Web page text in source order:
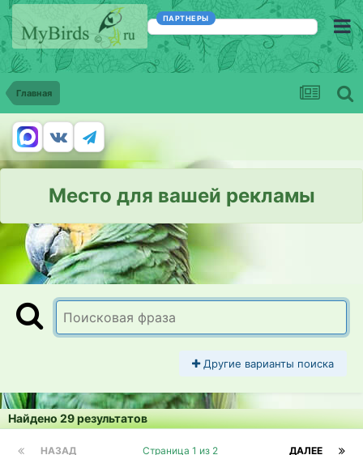
ПАРТНЕРЫ
Главная
Место для вашей рекламы
Другие варианты поиска
Найдено 29 результатов
НАЗАД ДАЛЕЕ
Страница 1 из 2